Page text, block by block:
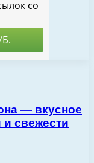
— вкусное
и свежести